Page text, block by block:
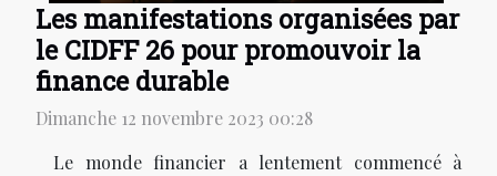
Les manifestations organisées par
le CIDFF 26 pour promouvoir la
finance durable
Dimanche 12 novembre 2023 00:28
Le monde financier a lentement commencé à